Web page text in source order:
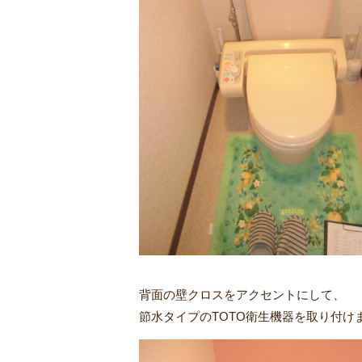
背面の壁クロスをアクセントにして、
節水タイプのTOTO衛生機器を取り付け